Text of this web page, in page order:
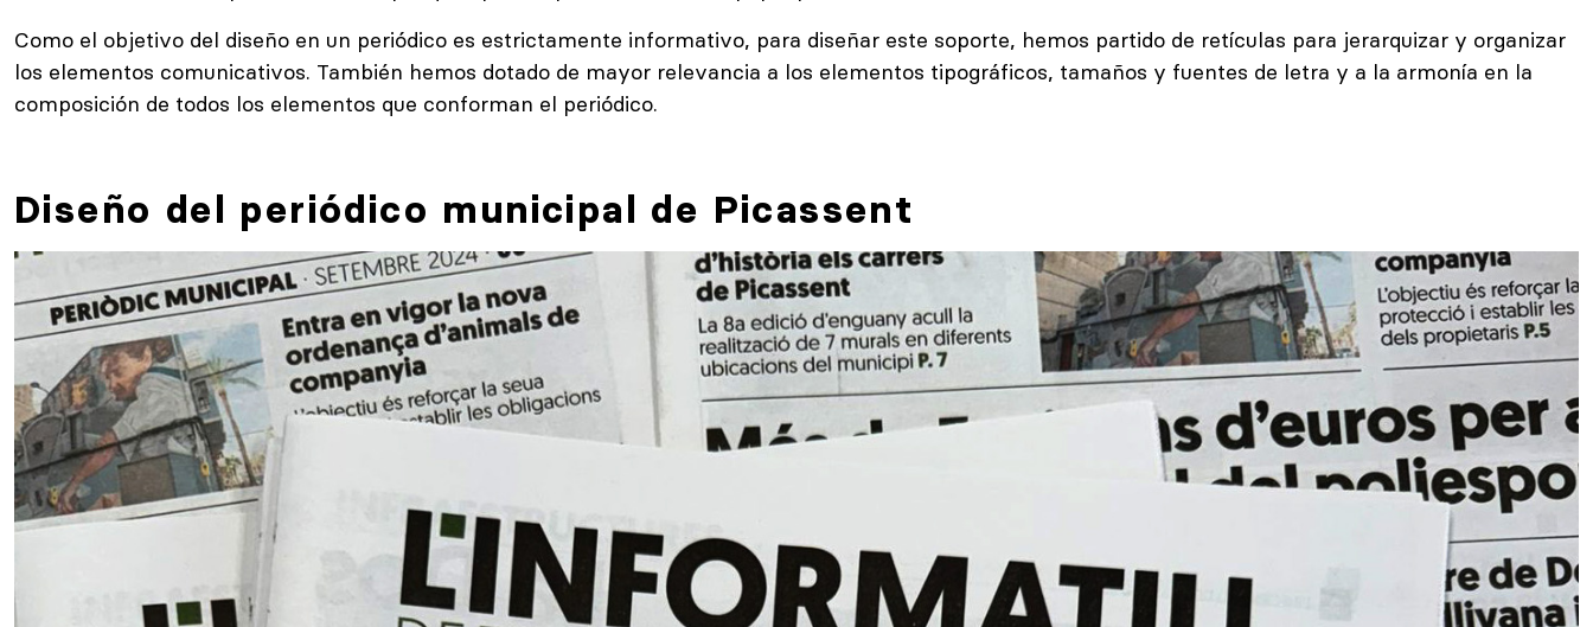
Como el objetivo del diseño en un periódico es estrictamente informativo, para diseñar este soporte, hemos partido de retículas para jerarquizar y organizar
los elementos comunicativos. También hemos dotado de mayor relevancia a los elementos tipográficos, tamaños y fuentes de letra y a la armonía en la
composición de todos los elementos que conforman el periódico.
Diseño del periódico municipal de Picassent